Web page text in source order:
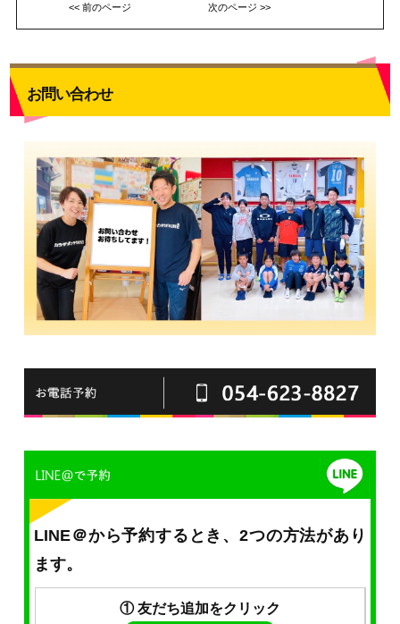
<< 前のページ 次のページ >>
お問い合わせ
LINE＠から予約するとき、2つの方法があり
ます。
① 友だち追加をクリック